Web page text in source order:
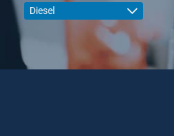
Diesel